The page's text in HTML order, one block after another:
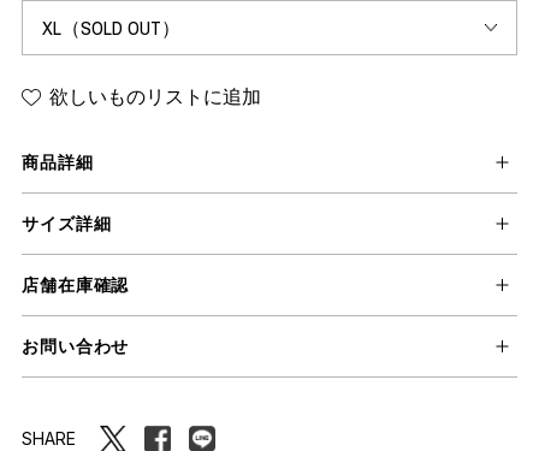
欲しいものリストに追加
商品詳細
サイズ詳細
店舗在庫確認
お問い合わせ
SHARE